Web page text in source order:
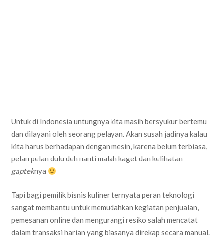
Untuk di Indonesia untungnya kita masih bersyukur bertemu
dan dilayani oleh seorang pelayan. Akan susah jadinya kalau
kita harus berhadapan dengan mesin, karena belum terbiasa,
pelan pelan dulu deh nanti malah kaget dan kelihatan
gapteknya
Tapi bagi pemilik bisnis kuliner ternyata peran teknologi
sangat membantu untuk memudahkan kegiatan penjualan,
pemesanan online dan mengurangi resiko salah mencatat
dalam transaksi harian yang biasanya direkap secara manual.